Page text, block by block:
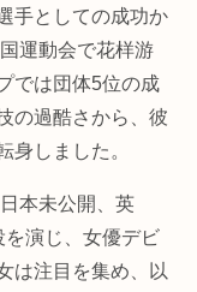
手としての成功か
運動会で花样游
では団体5位の成
の過酷さから、彼
身しました。
本未公開、英
を演じ、女優デビ
は注目を集め、以